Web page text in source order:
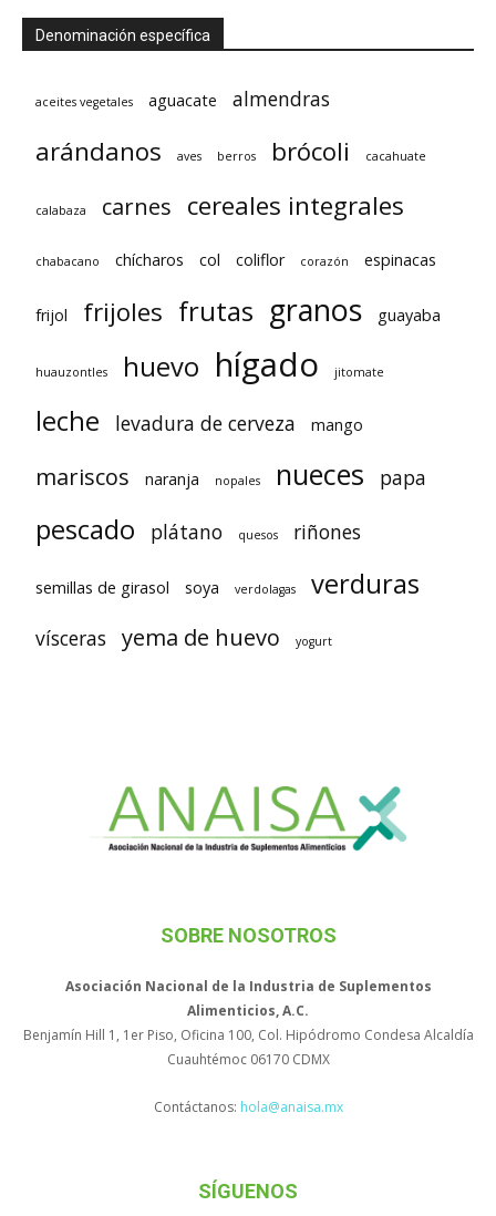
Denominación específica
aceites vegetales aguacate almendras
arándanos aves berros brócoli cacahuate
calabaza carnes cereales integrales
chabacano chícharos col coliflor corazón espinacas
frijol frijoles frutas granos guayaba
huauzontles huevo hígado jitomate
leche levadura de cerveza mango
mariscos naranja nopales nueces papa
pescado plátano quesos riñones
semillas de girasol soya verdolagas verduras
vísceras yema de huevo yogurt
SOBRE NOSOTROS
Asociación Nacional de la Industria de Suplementos
Alimenticios, A.C.
Benjamín Hill 1, 1er Piso, Oficina 100, Col. Hipódromo Condesa Alcaldía
Cuauhtémoc 06170 CDMX
Contáctanos: hola@anaisa.mx
SÍGUENOS